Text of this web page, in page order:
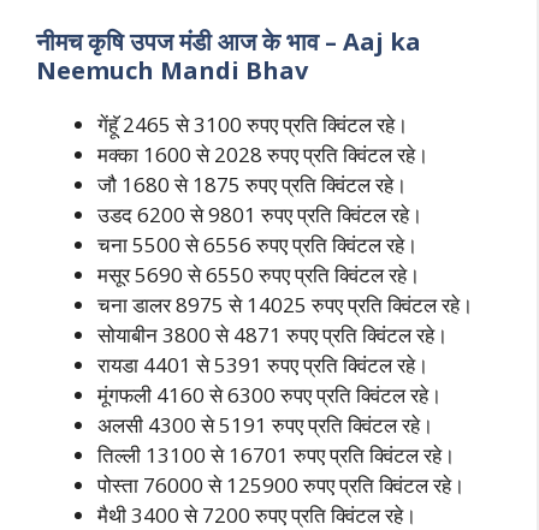
नीमच कृषि उपज मंडी आज के भाव – Aaj ka
Neemuch Mandi Bhav
गेंहॅू 2465 से 3100 रुपए प्रति क्विंटल रहे।
मक्का 1600 से 2028 रुपए प्रति क्विंटल रहे।
जौ 1680 से 1875 रुपए प्रति क्विंटल रहे।
उडद 6200 से 9801 रुपए प्रति क्विंटल रहे।
चना 5500 से 6556 रुपए प्रति क्विंटल रहे।
मसूर 5690 से 6550 रुपए प्रति क्विंटल रहे।
चना डालर 8975 से 14025 रुपए प्रति क्विंटल रहे।
सोयाबीन 3800 से 4871 रुपए प्रति क्विंटल रहे।
रायडा 4401 से 5391 रुपए प्रति क्विंटल रहे।
मूंगफली 4160 से 6300 रुपए प्रति क्विंटल रहे।
अलसी 4300 से 5191 रुपए प्रति क्विंटल रहे।
तिल्ली 13100 से 16701 रुपए प्रति क्विंटल रहे।
पोस्ता 76000 से 125900 रुपए प्रति क्विंटल रहे।
मैथी 3400 से 7200 रुपए प्रति क्विंटल रहे।